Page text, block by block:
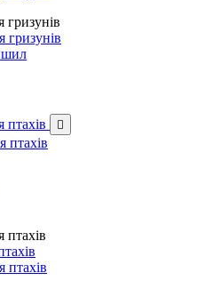
гризунів
гризунів
птахів 
птахів
птахів
птахів